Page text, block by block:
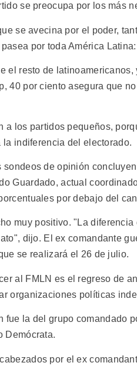
se preocupa por los más
se avecina por el poder,
por toda América
el resto de
40 por ciento asegura que
a los partidos pequeños,
indiferencia del electorado.
sondeos de opinión
Guardado, actual
por debajo del
muy positivo. "La
dijo. El ex comandante
se realizará el 26 de julio.
al FMLN es el regreso de
organizaciones políticas
fue la del grupo comandado
Demócrata.
por el ex